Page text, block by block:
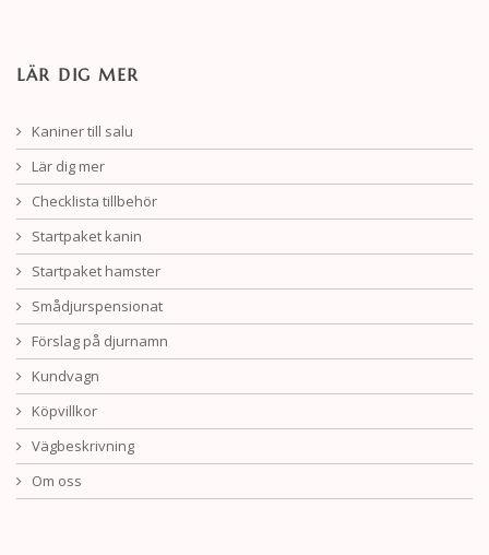
LÄR DIG MER
Kaniner till salu
Lär dig mer
Checklista tillbehör
Startpaket kanin
Startpaket hamster
Smådjurspensionat
Förslag på djurnamn
Kundvagn
Köpvillkor
Vägbeskrivning
Om oss